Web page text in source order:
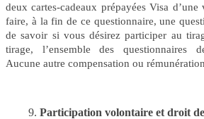
deux cartes-cadeaux prépayées Visa
faire, à la fin de ce questionnaire, une
de savoir si vous désirez participer au
tirage, l’ensemble des questionnaires
Aucune autre compensation ou
Participation volontaire et droit